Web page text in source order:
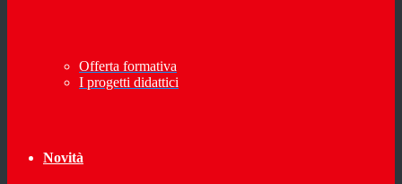
Offerta formativa
I progetti didattici
Novità